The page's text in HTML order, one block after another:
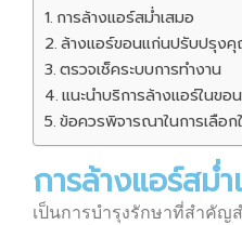
การล้างแอร์สม่ำเสมอ
ล้างแอร์ขอนแก่นปรับปรุง
ตรวจเช็คระบบการทำงาน
แนะนำบริการล้างแอร์ในขอ
ข้อควรพิจารณาในการเลือก
การล้างแอร์สม่
เป็นการบำรุงรักษาที่สำคัญ